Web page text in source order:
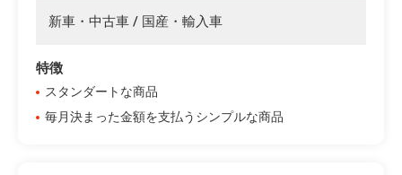
新車・中古車 / 国産・輸入車
特徴
スタンダートな商品
毎月決まった金額を支払うシンプルな商品